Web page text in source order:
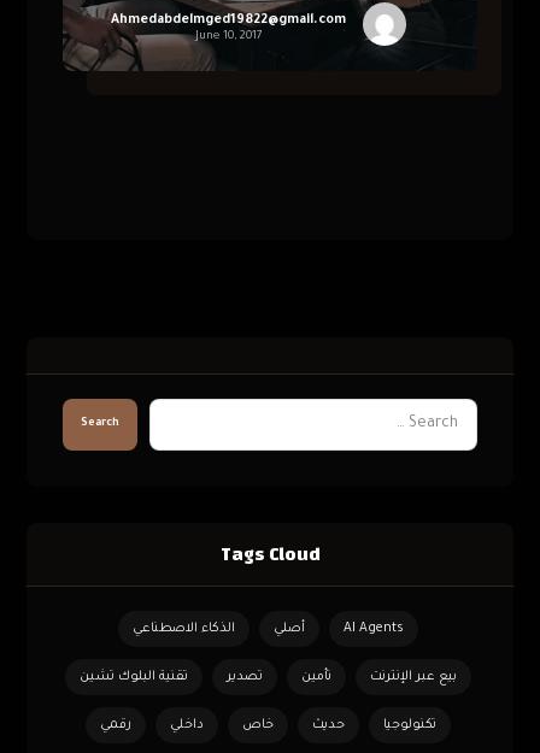
Ahmedabdelmged19822@gmail.com
June 10, 2017
Search
Tags Cloud
AI Agents أصلي الذكاء الاصطناعي
بيع عبر الإنترنت تأمين تصدير تقنية البلوك تشين
تكنولوجيا حديث خاص داخلي رقمي